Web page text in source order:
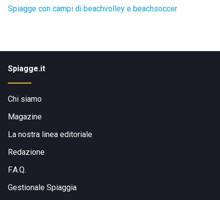
Spiagge con campi di beachvolley e beachsoccer
Spiagge.it
Chi siamo
Magazine
La nostra linea editoriale
Redazione
F.A.Q.
Gestionale Spiaggia